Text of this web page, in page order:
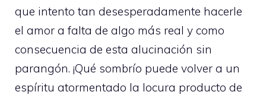
que intento tan desesperadamente hacerle
el amor a falta de algo más real y como
consecuencia de esta alucinación sin
parangón. ¡Qué sombrío puede volver a un
espíritu atormentado la locura producto de